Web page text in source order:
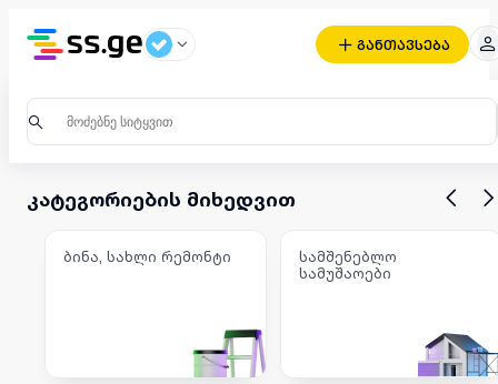
განთავსება
კატეგორიების მიხედვით
ბინა, სახლი რემონტი
სამშენებლო
სამუშაოები